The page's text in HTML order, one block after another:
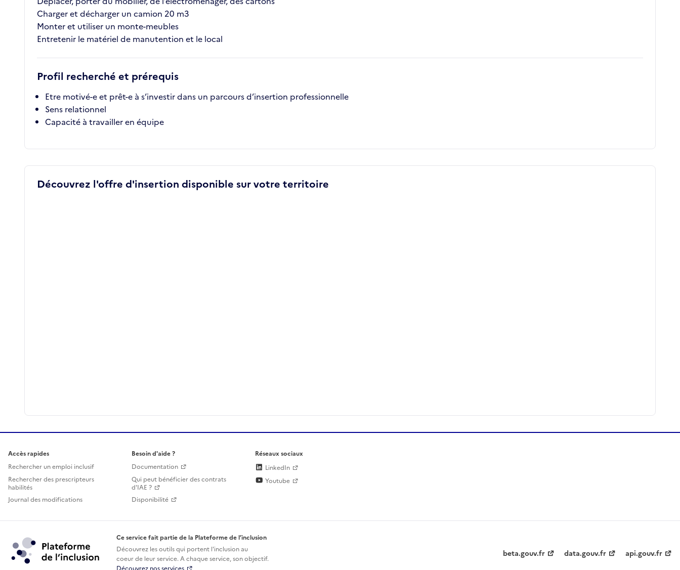
Charger et décharger un camion 20 m3
Monter et utiliser un monte-meubles
Entretenir le matériel de manutention et le local
Profil recherché et prérequis
Etre motivé-e et prêt-e à s’investir dans un parcours d’insertion professionnelle
Sens relationnel
Capacité à travailler en équipe
Découvrez l'offre d'insertion disponible sur votre territoire
Accès rapides
Rechercher un emploi inclusif
Rechercher des prescripteurs
habilités
Journal des modifications
Besoin d'aide ?
Documentation
Qui peut bénéficier des contrats
d'IAE ?
Disponibilité
Réseaux sociaux
LinkedIn
Youtube
Ce service fait partie de la Plateforme de l’inclusion
Découvrez les outils qui portent l'inclusion au
coeur de leur service. A chaque service, son objectif.
beta.gouv.fr data.gouv.fr api.gouv.fr